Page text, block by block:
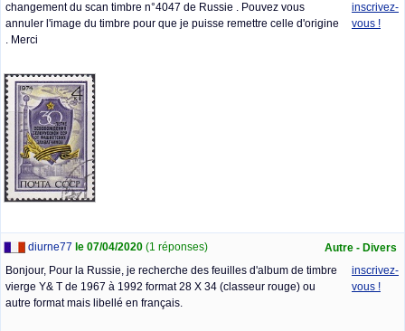
changement du scan timbre n°4047 de Russie . Pouvez vous
annuler l'image du timbre pour que je puisse remettre celle d'origine
. Merci
inscrivez-
vous !
diurne77 le 07/04/2020 (1 réponses)
Autre - Divers
Bonjour, Pour la Russie, je recherche des feuilles d'album de timbre
vierge Y& T de 1967 à 1992 format 28 X 34 (classeur rouge) ou
autre format mais libellé en français.
inscrivez-
vous !